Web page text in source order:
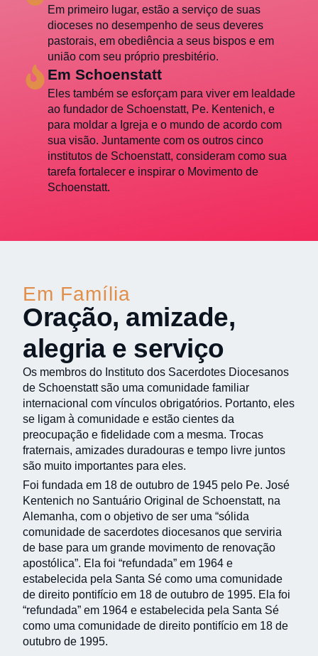
Em primeiro lugar, estão a serviço de suas
dioceses no desempenho de seus deveres
pastorais, em obediência a seus bispos e em
união com seu próprio presbitério.
Em Schoenstatt
Eles também se esforçam para viver em lealdade
ao fundador de Schoenstatt, Pe. Kentenich, e
para moldar a Igreja e o mundo de acordo com
sua visão. Juntamente com os outros cinco
institutos de Schoenstatt, consideram como sua
tarefa fortalecer e inspirar o Movimento de
Schoenstatt.
Em Família
Oração, amizade,
alegria e serviço
Os membros do Instituto dos Sacerdotes Diocesanos
de Schoenstatt são uma comunidade familiar
internacional com vínculos obrigatórios. Portanto, eles
se ligam à comunidade e estão cientes da
preocupação e fidelidade com a mesma. Trocas
fraternais, amizades duradouras e tempo livre juntos
são muito importantes para eles.
Foi fundada em 18 de outubro de 1945 pelo Pe. José
Kentenich no Santuário Original de Schoenstatt, na
Alemanha, com o objetivo de ser uma “sólida
comunidade de sacerdotes diocesanos que serviria
de base para um grande movimento de renovação
apostólica”. Ela foi “refundada” em 1964 e
estabelecida pela Santa Sé como uma comunidade
de direito pontifício em 18 de outubro de 1995. Ela foi
“refundada” em 1964 e estabelecida pela Santa Sé
como uma comunidade de direito pontifício em 18 de
outubro de 1995.